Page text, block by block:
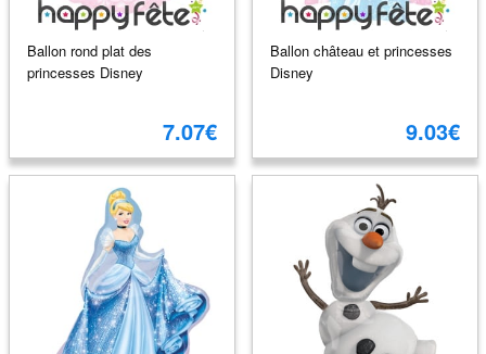
Ballon rond plat des
princesses Disney
7.07€
Ballon château et princesses
Disney
9.03€